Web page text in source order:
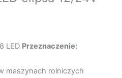
LED Przeznaczenie:
maszynach rolniczych